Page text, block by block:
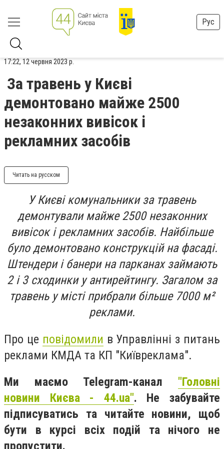
Рус
17:22, 12 червня 2023 р.
За травень у Києві
демонтовано майже 2500
незаконних вивісок і
рекламних засобів
Читать на русском
У Києві комунальники за травень
демонтували майже 2500 незаконних
вивісок і рекламних засобів. Найбільше
було демонтовано конструкцій на фасаді.
Штендери і банери на парканах займають
2 і 3 сходинки у антирейтингу. Загалом за
травень у місті прибрали більше 7000 м²
реклами.
Про це повідомили в Управлінні з питань
реклами КМДА та КП "Київреклама".
Ми маємо Telegram-канал "Головні
новини Києва - 44.ua". Не забувайте
підписуватись та читайте новини, щоб
бути в курсі всіх подій та нічого не
пропустити.